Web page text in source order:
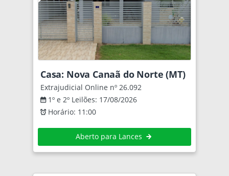
Casa: Nova Canaã do Norte (MT)
Extrajudicial Online nº 26.092
1º e 2º Leilões: 17/08/2026
Horário: 11:00
Aberto para Lances